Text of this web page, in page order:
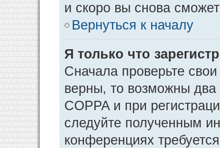
и скоро вы снова
Вернуться к началу
Я только что
Сначала проверьте
верны, то возможны
COPPA и при
следуйте полученным
конференциях